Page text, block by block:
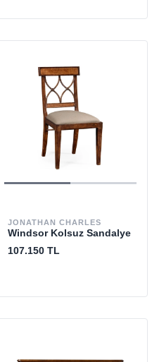
JONATHAN CHARLES
Windsor Kolsuz Sandalye
107.150 TL